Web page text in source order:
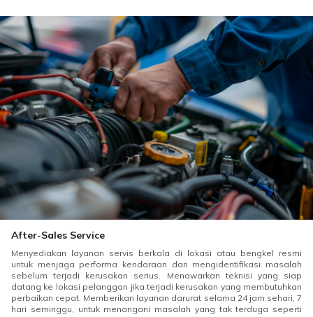
After-Sales Service
Menyediakan layanan servis berkala di lokasi atau bengkel resmi
untuk menjaga performa kendaraan dan mengidentifikasi masalah
sebelum terjadi kerusakan serius. Menawarkan teknisi yang siap
datang ke lokasi pelanggan jika terjadi kerusakan yang membutuhkan
perbaikan cepat. Memberikan layanan darurat selama 24 jam sehari, 7
hari seminggu, untuk menangani masalah yang tak terduga seperti